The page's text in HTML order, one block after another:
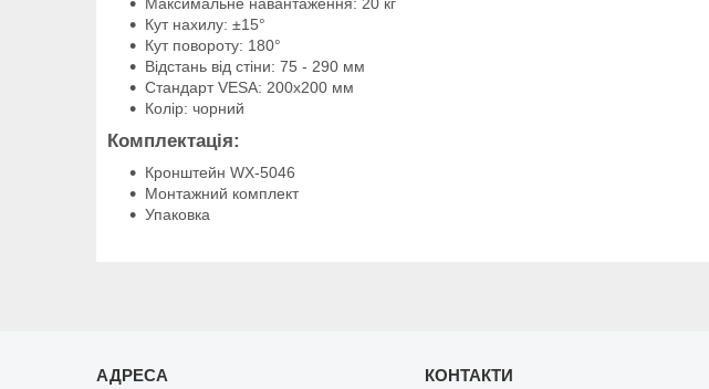
Кут нахилу: ±15°
Кут повороту: 180°
Відстань від стіни: 75 - 290 мм
Стандарт VESA: 200х200 мм
Колір: чорний
Комплектація:
Кронштейн WX-5046
Монтажний комплект
Упаковка